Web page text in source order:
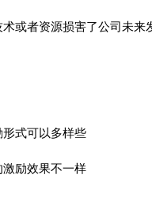
或者资源损害了公司未来
式可以多样些
励效果不一样